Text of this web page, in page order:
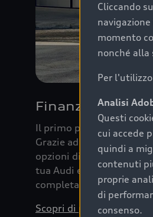
Finanziare la tua
Il primo passo verso
Grazie ad Audi Financial
opzioni di acquisto. Con
tua Audi e, al termine
completare l’acquisto,
Scopri di più
Cliccando
momento
nonché alla
Per
Analisi
Questi
cui accede
quindi a
contenuti
proprie
di
consenso.